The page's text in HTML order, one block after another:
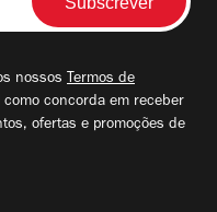
nossos Termos de
como concorda em receber
ofertas e promoções de